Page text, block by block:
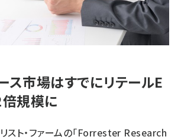
ス市場はすでにリテールE
規模に
スト・ファームの「Forrester Research